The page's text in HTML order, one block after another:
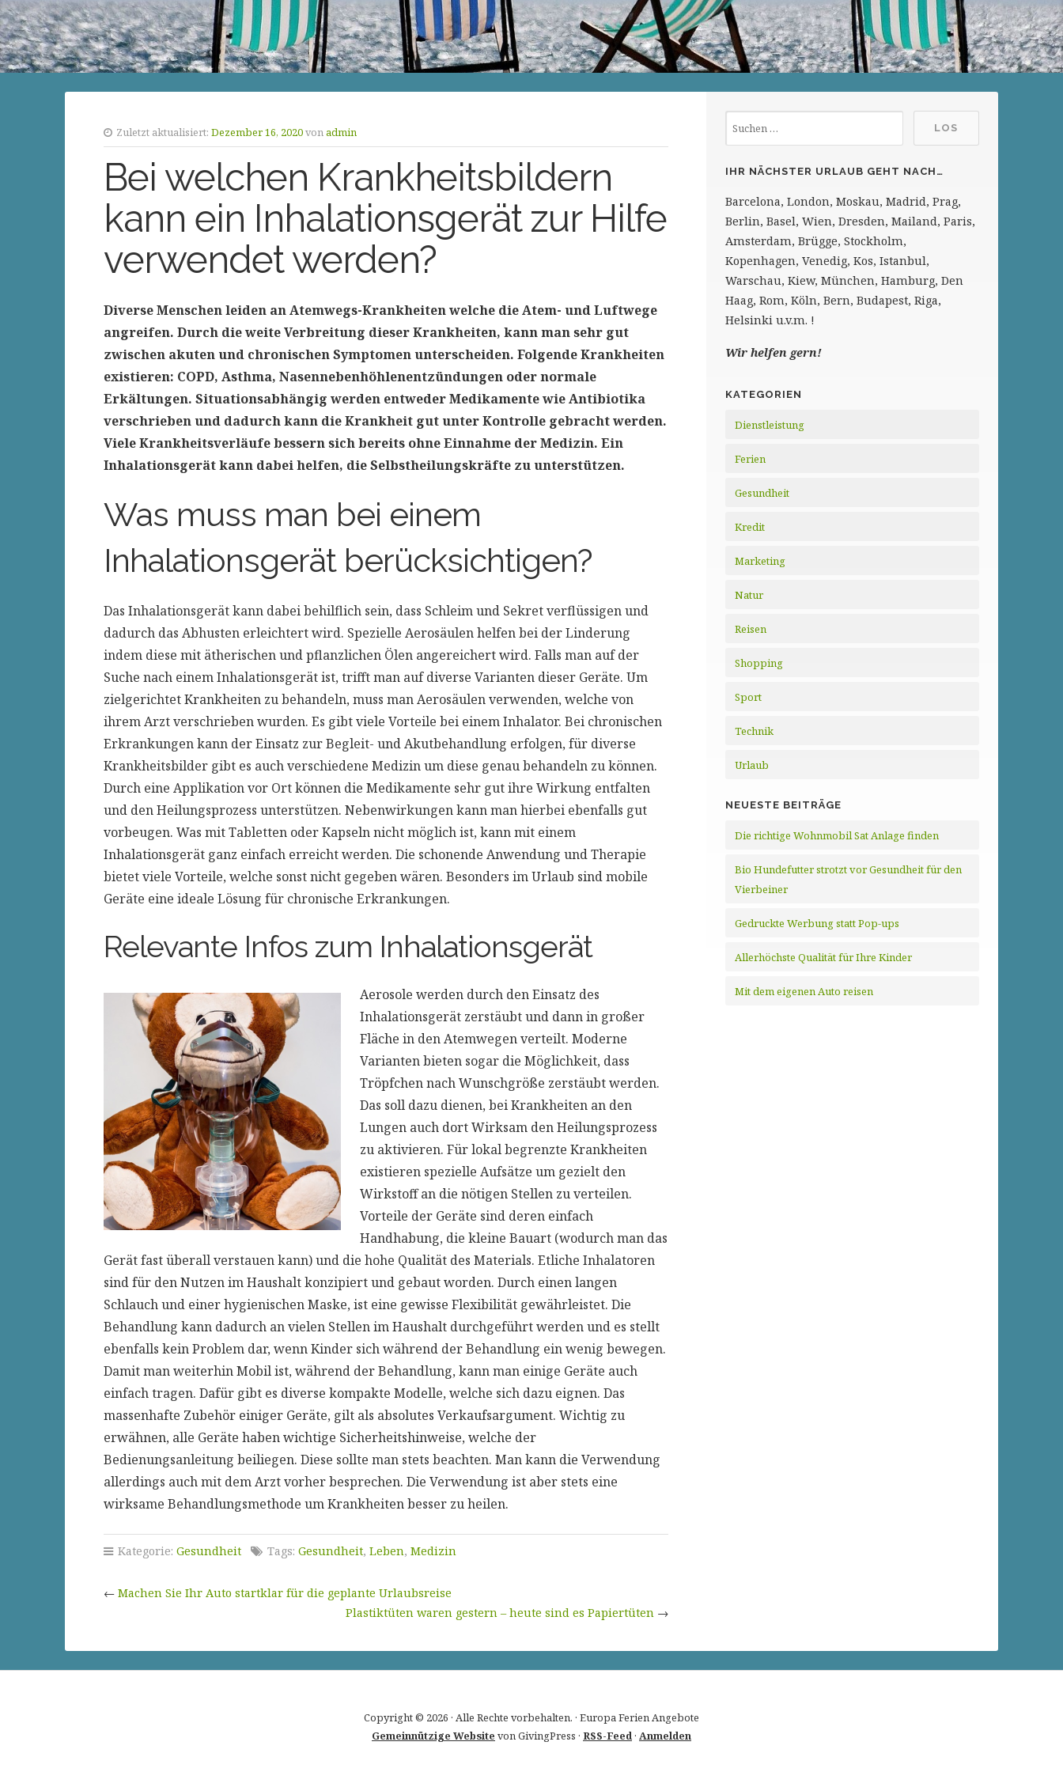
Zuletzt aktualisiert: Dezember 16, 2020vonadmin
Bei welchen Krankheitsbildern
kann ein Inhalationsgerät zur Hilfe
verwendet werden?
Diverse Menschen leiden an Atemwegs-Krankheiten welche die Atem- und Luftwege
angreifen. Durch die weite Verbreitung dieser Krankheiten, kann man sehr gut
zwischen akuten und chronischen Symptomen unterscheiden. Folgende Krankheiten
existieren: COPD, Asthma, Nasennebenhöhlenentzündungen oder normale
Erkältungen. Situationsabhängig werden entweder Medikamente wie Antibiotika
verschrieben und dadurch kann die Krankheit gut unter Kontrolle gebracht werden.
Viele Krankheitsverläufe bessern sich bereits ohne Einnahme der Medizin. Ein
Inhalationsgerät kann dabei helfen, die Selbstheilungskräfte zu unterstützen.
Was muss man bei einem
Inhalationsgerät berücksichtigen?
Das Inhalationsgerät kann dabei behilflich sein, dass Schleim und Sekret verflüssigen und
dadurch das Abhusten erleichtert wird. Spezielle Aerosäulen helfen bei der Linderung
indem diese mit ätherischen und pflanzlichen Ölen angereichert wird. Falls man auf der
Suche nach einem Inhalationsgerät ist, trifft man auf diverse Varianten dieser Geräte. Um
zielgerichtet Krankheiten zu behandeln, muss man Aerosäulen verwenden, welche von
ihrem Arzt verschrieben wurden. Es gibt viele Vorteile bei einem Inhalator. Bei chronischen
Erkrankungen kann der Einsatz zur Begleit- und Akutbehandlung erfolgen, für diverse
Krankheitsbilder gibt es auch verschiedene Medizin um diese genau behandeln zu können.
Durch eine Applikation vor Ort können die Medikamente sehr gut ihre Wirkung entfalten
und den Heilungsprozess unterstützen. Nebenwirkungen kann man hierbei ebenfalls gut
vorbeugen. Was mit Tabletten oder Kapseln nicht möglich ist, kann mit einem
Inhalationsgerät ganz einfach erreicht werden. Die schonende Anwendung und Therapie
bietet viele Vorteile, welche sonst nicht gegeben wären. Besonders im Urlaub sind mobile
Geräte eine ideale Lösung für chronische Erkrankungen.
Relevante Infos zum Inhalationsgerät
Aerosole werden durch den Einsatz des
Inhalationsgerät zerstäubt und dann in großer
Fläche in den Atemwegen verteilt. Moderne
Varianten bieten sogar die Möglichkeit, dass
Tröpfchen nach Wunschgröße zerstäubt werden.
Das soll dazu dienen, bei Krankheiten an den
Lungen auch dort Wirksam den Heilungsprozess
zu aktivieren. Für lokal begrenzte Krankheiten
existieren spezielle Aufsätze um gezielt den
Wirkstoff an die nötigen Stellen zu verteilen.
Vorteile der Geräte sind deren einfach
Handhabung, die kleine Bauart (wodurch man das
Gerät fast überall verstauen kann) und die hohe Qualität des Materials. Etliche Inhalatoren
sind für den Nutzen im Haushalt konzipiert und gebaut worden. Durch einen langen
Schlauch und einer hygienischen Maske, ist eine gewisse Flexibilität gewährleistet. Die
Behandlung kann dadurch an vielen Stellen im Haushalt durchgeführt werden und es stellt
ebenfalls kein Problem dar, wenn Kinder sich während der Behandlung ein wenig bewegen.
Damit man weiterhin Mobil ist, während der Behandlung, kann man einige Geräte auch
einfach tragen. Dafür gibt es diverse kompakte Modelle, welche sich dazu eignen. Das
massenhafte Zubehör einiger Geräte, gilt als absolutes Verkaufsargument. Wichtig zu
erwähnen, alle Geräte haben wichtige Sicherheitshinweise, welche der
Bedienungsanleitung beiliegen. Diese sollte man stets beachten. Man kann die Verwendung
allerdings auch mit dem Arzt vorher besprechen. Die Verwendung ist aber stets eine
wirksame Behandlungsmethode um Krankheiten besser zu heilen.
Kategorie: Gesundheit Tags: Gesundheit, Leben, Medizin
← Machen Sie Ihr Auto startklar für die geplante Urlaubsreise
Plastiktüten waren gestern – heute sind es Papiertüten→
IHR NÄCHSTER URLAUB GEHT NACH…
Barcelona, London, Moskau, Madrid, Prag,
Berlin, Basel, Wien, Dresden, Mailand, Paris,
Amsterdam, Brügge, Stockholm,
Kopenhagen, Venedig, Kos, Istanbul,
Warschau, Kiew, München, Hamburg, Den
Haag, Rom, Köln, Bern, Budapest, Riga,
Helsinki u.v.m. !
Wir helfen gern!
KATEGORIEN
Dienstleistung
Ferien
Gesundheit
Kredit
Marketing
Natur
Reisen
Shopping
Sport
Technik
Urlaub
NEUESTE BEITRÄGE
Die richtige Wohnmobil Sat Anlage finden
Bio Hundefutter strotzt vor Gesundheit für den
Vierbeiner
Gedruckte Werbung statt Pop-ups
Allerhöchste Qualität für Ihre Kinder
Mit dem eigenen Auto reisen
Copyright © 2026 · Alle Rechte vorbehalten. · Europa Ferien Angebote
Gemeinnützige Website von GivingPress · RSS-Feed· Anmelden